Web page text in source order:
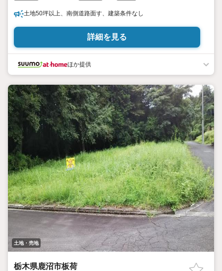
土地50坪以上、南側道路面す、建築条件なし
詳細を見る
ほか提供
土地・売地
栃木県鹿沼市板荷